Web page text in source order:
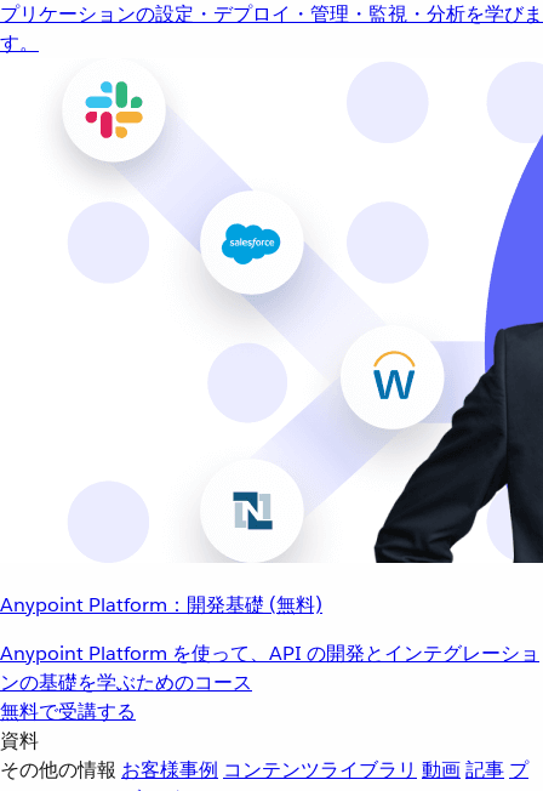
プリケーションの設定・デプロイ・管理・監視・分析を学びま
す。
Anypoint Platform：開発基礎 (無料)
Anypoint Platform を使って、API の開発とインテグレーショ
ンの基礎を学ぶためのコース
無料で受講する
資料
その他の情報 お客様事例 コンテンツライブラリ 動画記事 プ